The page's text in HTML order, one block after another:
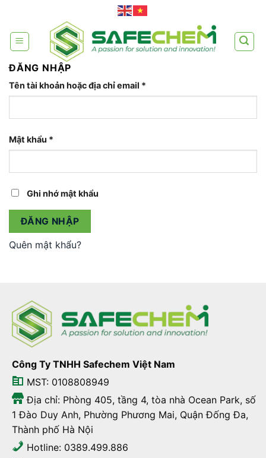
content
ĐĂNG NHẬP
Tên tài khoản hoặc địa chỉ email *
Mật khẩu *
Ghi nhớ mật khẩu
ĐĂNG NHẬP
Quên mật khẩu?
Công Ty TNHH Safechem Việt Nam
MST: 0108808949
Địa chỉ: Phòng 405, tầng 4, tòa nhà Ocean Park, số
1 Đào Duy Anh, Phường Phương Mai, Quận Đống Đa,
Thành phố Hà Nội
Hotline: 0389.499.886